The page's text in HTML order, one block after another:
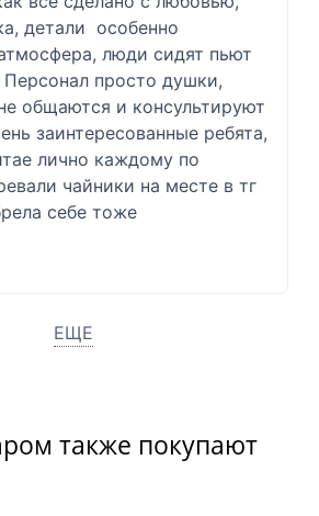
детали  особенно
люди сидят пьют
Персонал просто душки,
общаются и консультируют
заинтересованные ребята,
лично каждому по
чайники на месте в тг
себе тоже
ЕЩЕ
также покупают